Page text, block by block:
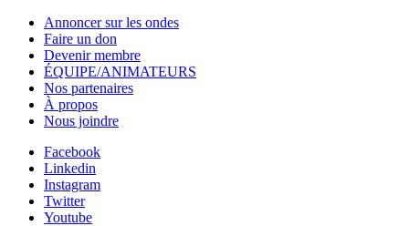
Annoncer sur les ondes
Faire un don
Devenir membre
ÉQUIPE/ANIMATEURS
Nos partenaires
À propos
Nous joindre
Facebook
Linkedin
Instagram
Twitter
Youtube